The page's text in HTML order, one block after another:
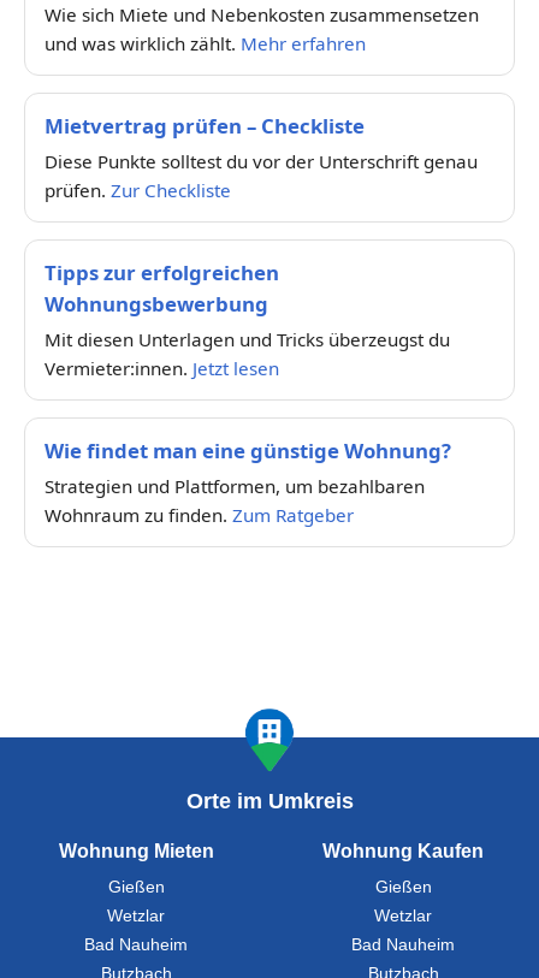
Wie sich Miete und Nebenkosten zusammensetzen
und was wirklich zählt. Mehr erfahren
Mietvertrag prüfen – Checkliste
Diese Punkte solltest du vor der Unterschrift genau
prüfen. Zur Checkliste
Tipps zur erfolgreichen
Wohnungsbewerbung
Mit diesen Unterlagen und Tricks überzeugst du
Vermieter:innen. Jetzt lesen
Wie findet man eine günstige Wohnung?
Strategien und Plattformen, um bezahlbaren
Wohnraum zu finden. Zum Ratgeber
Orte im Umkreis
Wohnung Mieten
Gießen
Wetzlar
Bad Nauheim
Butzbach
Wohnung Kaufen
Gießen
Wetzlar
Bad Nauheim
Butzbach